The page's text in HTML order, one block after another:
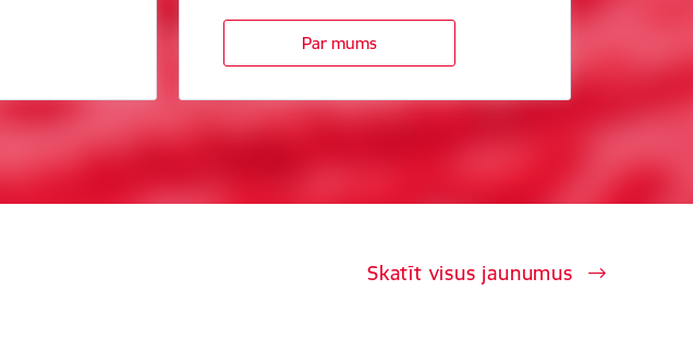
Par mums
Skatīt visus jaunumus